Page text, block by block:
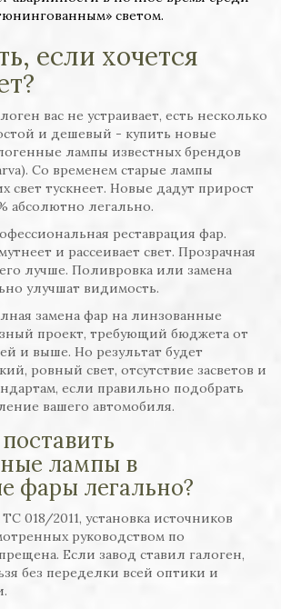
светом.
если хочется
вас не устраивает, есть несколько
и дешевый - купить новые
лампы известных брендов
Со временем старые лампы
свет тускнеет. Новые дадут прирост
абсолютно легально.
реставрация фар.
и рассеивает свет. Прозрачная
лучше. Поливровка или замена
улучшат видимость.
замена фар на линзованные
проект, требующий бюджета от
и выше. Но результат будет
ровный свет, отсутствие засветов и
если правильно подобрать
вашего автомобиля.
лампы в
фары легально?
018/2011, установка источников
руководством по
Если завод ставил галоген,
без переделки всей оптики и